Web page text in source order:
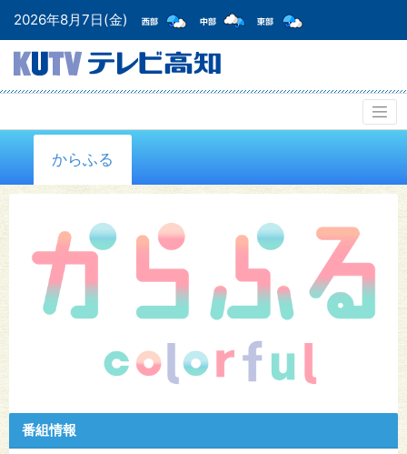
2026年8月7日(金)
からふる
番組情報